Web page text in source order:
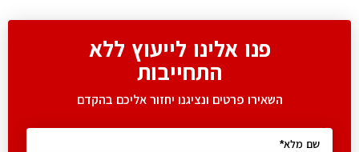
פנו אלינו לייעוץ ללא
התחייבות
השאירו פרטים ונציגנו יחזור אליכם בהקדם